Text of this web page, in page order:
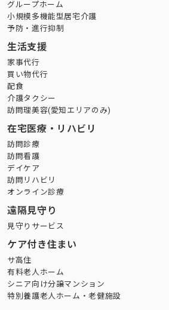
グループホーム
小規模多機能型居宅介護
予防・進行抑制
生活支援
家事代行
買い物代行
配食
介護タクシー
訪問理美容(愛知エリアのみ)
在宅医療・リハビリ
訪問診療
訪問看護
デイケア
訪問リハビリ
オンライン診療
遠隔見守り
見守りサービス
ケア付き住まい
サ高住
有料老人ホーム
シニア向け分譲マンション
特別養護老人ホーム・老健施設